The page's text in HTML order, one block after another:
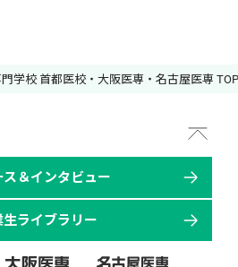
学校 首都医校・大阪医専・名古屋医専 TOP
ス＆インタビュー
生ライブラリー